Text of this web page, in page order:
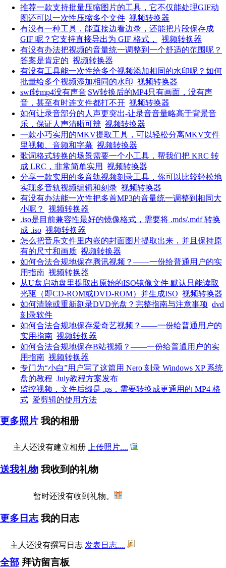
推荐一款支持批量压缩图片的工具，它不仅能处理GIF动
图还可以一次性压缩多个文件 视频转换器
有没有一种工具，能直接边看边录，还能把片段保存成
GIF 呢？它支持直接导出为 GIF 格式，
视频转换器
有没有办法把视频的音量统一调整到一个舒适的范围呢？
答案是肯定的 视频转换器
有没有工具能一次性给多个视频添加相同的水印呢？如何
批量给多个视频添加相同的水印 视频转换器
swf转mp4没有声音|SW转换后的MP4只有画面，没有声
音，甚至有时连文件都打不开 视频转换器
如何让录音部分的人声更突出-让录音音量略高于背景音
乐，保证人声清晰可辨 视频转换器
一款小巧实用的MKV提取工具，可以轻松分离MKV文件
里视频、音频和字幕 视频转换器
歌词格式转换的场景需要一个小工具，帮我们把 KRC 转
成 LRC，非常简单实用
视频转换器
分享一款实用的多音轨视频刻录工具，你可以比较轻松地
实现多音轨视频编辑和刻录 视频转换器
有没有办法能一次性把多首MP3的音量统一调整到相同大
小呢？
视频转换器
.iso是目前兼容性最好的镜像格式，需要将 .mds/.mdf 转换
成 .iso 视频转换器
怎么把音乐文件里内嵌的封面图片提取出来，并且保持原
有的尺寸和画质 视频转换器
如何合法合规地保存腾讯视频？——一份给普通用户的实
用指南 视频转换器
从U盘启动盘里提取出原始的ISO镜像文件 默认只能读取
光驱（即CD-ROM或DVD-ROM）并生成ISO 视频转换器
如何清除或重新刻录DVD光盘？完整指南与注意事项 dvd
刻录软件
如何合法合规地保存爱奇艺视频？——一份给普通用户的
实用指南 视频转换器
如何合法合规地保存B站视频？——一份给普通用户的实
用指南 视频转换器
专门为“小白”用户写了这篇用 Nero 刻录 Windows XP 系统
盘的教程 July教程方案发布
监控视频，文件后缀是 .ps，需要转换成更通用的 MP4 格
式 爱剪辑的使用方法
更多照片 我的相册
主人还没有建立相册 上传照片....
送我礼物 我收到的礼物
暂时还没有收到礼物。
更多日志 我的日志
主人还没有撰写日志 发表日志....
全部 拜访留言板